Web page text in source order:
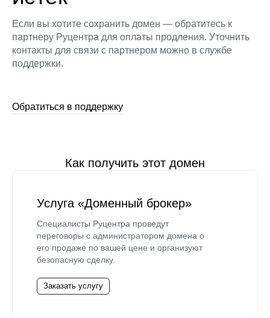
Если вы хотите сохранить домен — обратитесь к
партнеру Руцентра для оплаты продления. Уточнить
контакты для связи с партнером можно в службе
поддержки.
Обратиться в поддержку
Как получить этот домен
Услуга «Доменный брокер»
Специалисты Руцентра проведут
переговоры с администратором домена о
его продаже по вашей цене и организуют
безопасную сделку.
Заказать услугу